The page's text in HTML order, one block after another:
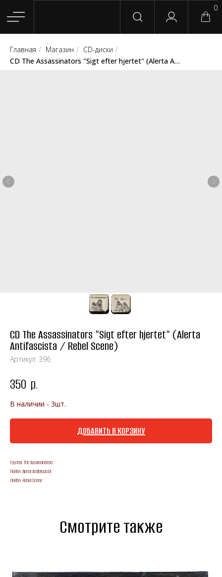
Главная Магазин Группы
Главная / Магазин / CD-диски /
CD The Assassinators "Sigt efter hjertet" (Alerta Antifascista / Rebel Scene)
CD The Assassinators "Sigt efter hjertet" (Alerta
Antifascista / Rebel Scene)
Артикул: 396
350 р.
В наличии - 3шт.
ДОБАВИТЬ В КОРЗИНУ
Группа: The Assassinators
Лейбл: Alerta Antifascista
Лейбл: Rebel Scene
Смотрите также